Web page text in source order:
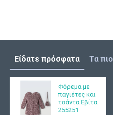
Είδατε πρόσφατα Τα
Φόρεμα με
παγιέτες και
τσάντα Εβίτα
255251